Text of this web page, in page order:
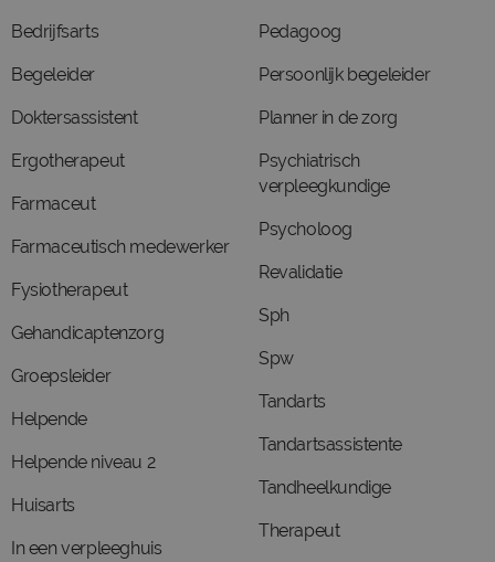
Bedrijfsarts
Begeleider
Doktersassistent
Ergotherapeut
Farmaceut
Farmaceutisch medewerker
Fysiotherapeut
Gehandicaptenzorg
Groepsleider
Helpende
Helpende niveau 2
Huisarts
In een verpleeghuis
Pedagoog
Persoonlijk begeleider
Planner in de zorg
Psychiatrisch
verpleegkundige
Psycholoog
Revalidatie
Sph
Spw
Tandarts
Tandartsassistente
Tandheelkundige
Therapeut